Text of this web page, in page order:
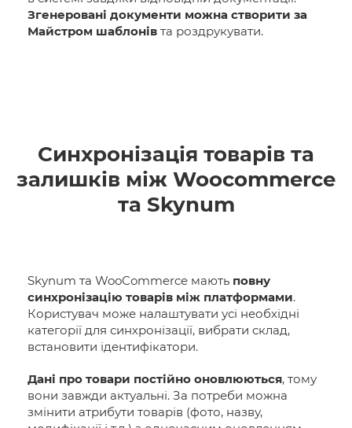
Згенеровані документи можна створити за
Майстром шаблонів та роздрукувати.
Синхронізація товарів та
залишків між Woocommerce
та Skynum
Skynum та WooCommerce мають повну
синхронізацію товарів між платформами.
Користувач може налаштувати усі необхідні
категорії для синхронізації, вибрати склад,
встановити ідентифікатори.
Дані про товари постійно оновлюються, тому
вони завжди актуальні. За потреби можна
змінити атрибути товарів (фото, назву,